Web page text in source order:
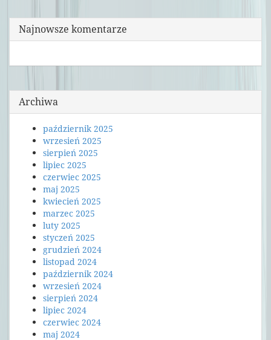
Najnowsze komentarze
Archiwa
październik 2025
wrzesień 2025
sierpień 2025
lipiec 2025
czerwiec 2025
maj 2025
kwiecień 2025
marzec 2025
luty 2025
styczeń 2025
grudzień 2024
listopad 2024
październik 2024
wrzesień 2024
sierpień 2024
lipiec 2024
czerwiec 2024
maj 2024